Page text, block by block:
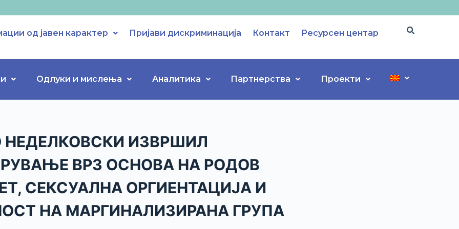
од јавен карактер Пријави дискриминација Контакт Ресурсен центар
Одлуки и мислења Аналитика Партнерства Проекти
ИЗВРШИЛ
ВРЗ ОСНОВА НА РОДОВ
СЕКСУАЛНА ОРГИЕНТАЦИЈА И
НА МАРГИНАЛИЗИРАНА ГРУПА